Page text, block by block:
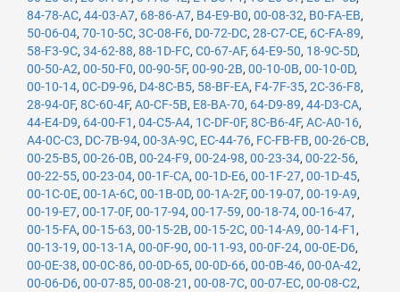
84-78-AC, 44-03-A7, 68-86-A7, B4-E9-B0, 00-08-32, B0-FA-EB,
50-06-04, 70-10-5C, 3C-08-F6, D0-72-DC, 28-C7-CE, 6C-FA-89,
58-F3-9C, 34-62-88, 88-1D-FC, C0-67-AF, 64-E9-50, 18-9C-5D,
00-50-A2, 00-50-F0, 00-90-5F, 00-90-2B, 00-10-0B, 00-10-0D,
00-10-14, 0C-D9-96, D4-8C-B5, 58-BF-EA, F4-7F-35, 2C-36-F8,
28-94-0F, 8C-60-4F, A0-CF-5B, E8-BA-70, 64-D9-89, 44-D3-CA,
44-E4-D9, 64-00-F1 , 04-C5-A4, 1C-DF-0F, 8C-B6-4F, AC-A0-16,
A4-0C-C3, DC-7B-94, 00-3A-9C, EC-44-76, FC-FB-FB, 00-26-CB,
00-25-B5, 00-26-0B, 00-24-F9, 00-24-98, 00-23-34, 00-22-56,
00-22-55, 00-23-04, 00-1F-CA, 00-1D-E6, 00-1F-27, 00-1D-45,
00-1C-0E, 00-1A-6C, 00-1B-0D, 00-1A-2F, 00-19-07, 00-19-A9,
00-19-E7, 00-17-0F, 00-17-94, 00-17-59, 00-18-74, 00-16-47,
00-15-FA, 00-15-63, 00-15-2B, 00-15-2C, 00-14-A9, 00-14-F1 ,
00-13-19, 00-13-1A, 00-0F-90, 00-11-93, 00-0F-24, 00-0E-D6,
00-0E-38, 00-0C-86, 00-0D-65, 00-0D-66, 00-0B-46, 00-0A-42,
00-06-D6, 00-07-85, 00-08-21 , 00-08-7C, 00-07-EC, 00-08-C2,